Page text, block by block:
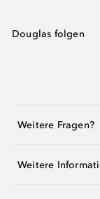
Douglas folgen
Weitere Fragen?
Weitere